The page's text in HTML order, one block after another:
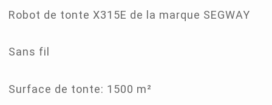
Robot de tonte X315E de la marque SEGWAY
Sans fil
Surface de tonte: 1500 m²